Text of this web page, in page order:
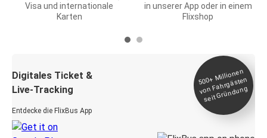
Visa und internationale
Karten
in unserer App oder in einem
Flixshop
Digitales Ticket &
Live-Tracking
Entdecke die FlixBus App
500+
Millionen
von Fahrgästen
seit
Gründung